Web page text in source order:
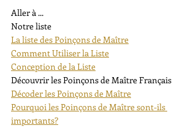
Aller à ...
Notre liste
La liste des Poinçons de Maître
Comment Utiliser la Liste
Conception de la Liste
Découvrir les Poinçons de Maître Français
Décoder les Poinçons de Maître
Pourquoi les Poinçons de Maître sont-ils
importants?